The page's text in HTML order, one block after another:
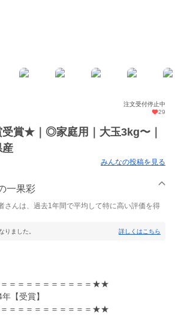
注文受付停止中
29
賞★｜◎家庭用｜大玉3kg〜｜
産
みんなの投稿を見る
一果彩
さんは、過去1年間で平均して特に高い評価を得
りました。 詳しくはこちら
＝＝＝＝＝＝＝＝＝＝★★
【受賞】
＝＝＝＝＝＝＝＝＝＝★★